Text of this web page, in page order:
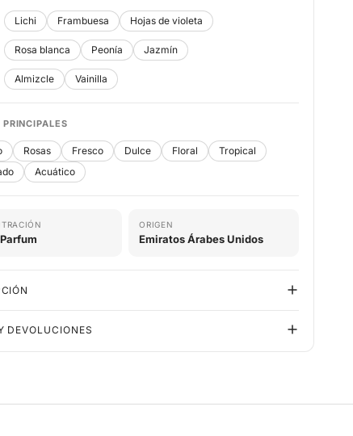
Lichi Frambuesa Hojas de violeta
Rosa blanca Peonía Jazmín
Almizcle Vainilla
PRINCIPALES
Rosas Fresco Dulce Floral
Tropical
Acuático
ORIGEN
Emiratos Árabes Unidos
DEVOLUCIONES